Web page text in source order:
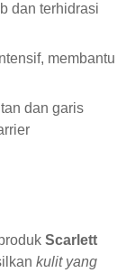
dan terhidrasi
membantu
dan garis
Scarlett
kulit yang